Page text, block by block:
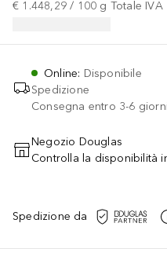
€ 1.448,29 / 100 g Totale IVA
Online: Disponibile
Spedizione
Consegna entro 3-6
AGGIUNGI
Negozio Douglas
Controlla la disponibilità
Spedizione da